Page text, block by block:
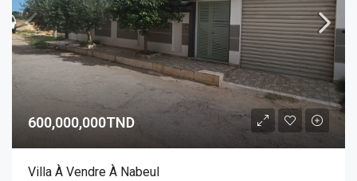
600,000,000TND
Villa À Vendre À Nabeul